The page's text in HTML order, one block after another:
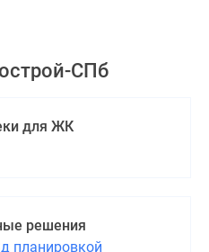
СПб
для ЖК
решения
планировкой